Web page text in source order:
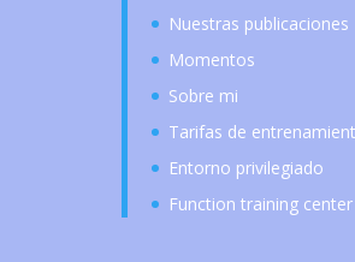
Nuestras publicaciones
Momentos
Sobre mi
Tarifas de
Entorno privilegiado
Function training center